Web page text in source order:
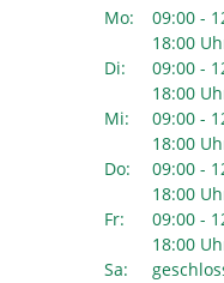
Mo:
09:00 -
18:00
Di:
09:00 -
18:00
Mi:
09:00 -
18:00
Do:
09:00 -
18:00
Fr:
09:00 -
18:00
Sa: